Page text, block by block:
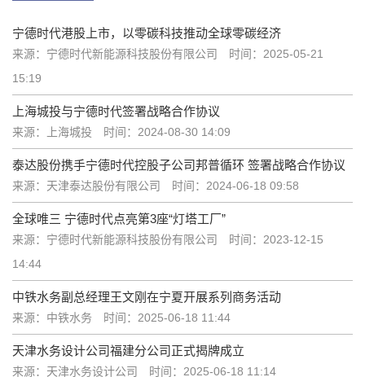
宁德时代港股上市，以零碳科技推动全球零碳经济
来源：宁德时代新能源科技股份有限公司
时间：2025-05-21
15:19
上海城投与宁德时代签署战略合作协议
来源：上海城投 时间：2024-08-30 14:09
泰达股份携手宁德时代控股子公司邦普循环 签署战略合作协议
来源：天津泰达股份有限公司 时间：2024-06-18 09:58
全球唯三 宁德时代点亮第3座“灯塔工厂”
来源：宁德时代新能源科技股份有限公司
时间：2023-12-15
14:44
中铁水务副总经理王文刚在宁夏开展系列商务活动
来源：中铁水务 时间：2025-06-18 11:44
天津水务设计公司福建分公司正式揭牌成立
来源：天津水务设计公司 时间：2025-06-18 11:14